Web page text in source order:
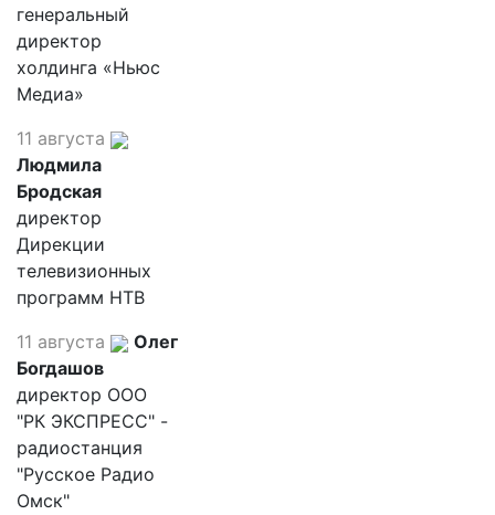
генеральный
директор
холдинга «Ньюс
Медиа»
11 августа
Людмила
Бродская
директор
Дирекции
телевизионных
программ НТВ
11 августа
Олег
Богдашов
директор ООО
"РК ЭКСПРЕСС" -
радиостанция
"Русское Радио
Омск"